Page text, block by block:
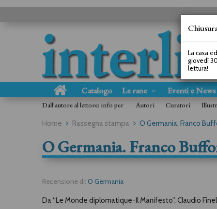
Catalogo Le rane Eventi e News
Dall'autore al lettore: info per Autori Curatori
Home Rassegna stampa O Germania. Franco
O Germania. Franco
Recensione di: O Germania
Da “Le Monde diplomatique-Il Manifesto”, Claudio
La casa
giovedì
lettura!